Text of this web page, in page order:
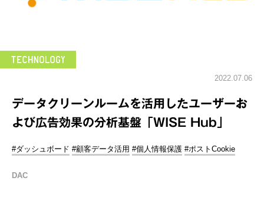
2022.07.06
データクリーンルームを活用したユーザーお
よび広告効果の分析基盤「WISE Hub」
#ダッシュボード #顧客データ活用 #個人情報保護 #ポストCookie
DAC